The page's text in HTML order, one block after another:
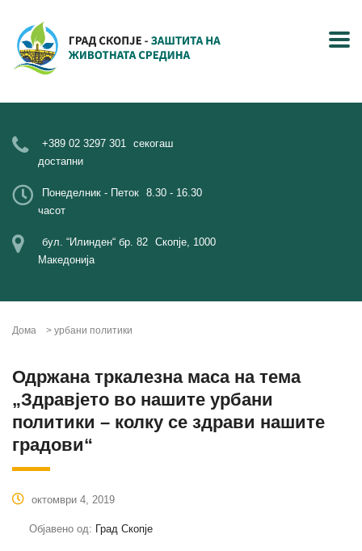
+389 02 3297 301 секогаш
достапни
Понеделник - Петок 8.30 - 16.30
часот
бул. “Илинден“ бр. 82 Скопје, 1000
Македонија
Дома > урбани политики
Одржана тркалезна маса на тема
„Здравјето во нашите урбани
политики – колку се здрави нашите
градови“
октомври 4, 2019
Објавено од: Град Скопје